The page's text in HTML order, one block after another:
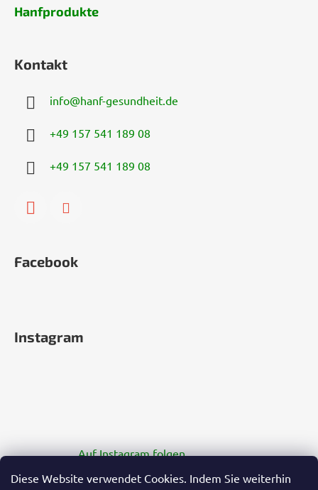
Diese Website verwendet Cookies. Indem Sie weiterhin
Hanfprodukte
Kontakt
info@hanf-gesundheit.de
+49 157 541 189 08
+49 157 541 189 08
Facebook
Instagram
Auf Instagram folgen